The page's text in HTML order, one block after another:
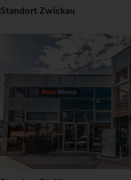
Standort Zwickau